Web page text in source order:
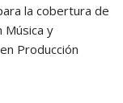
la cobertura de
Música y
Producción